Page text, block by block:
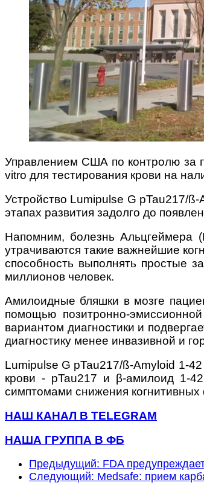
Управлением США по контролю за
vitro для тестирования крови на
Устройство Lumipulse G pTau217/
этапах развития задолго до
Напомним, болезнь Альцгеймера
утрачиваются такие важнейшие
способность выполнять простые
миллионов человек.
Амилоидные бляшки в мозге
помощью позитронно-
вариантом диагностики и
диагностику менее инвазивной и
Lumipulse G pTau217/ß-Amyloid 1-
крови - pTau217 и β-амилоид 1-
симптомами снижения когнитивных
НАШ КАНАЛ В TELEGRAM
НАША ГРУППА В ФБ
Предыдущий: FDA предупреждает
Следующий: Medsafe: прием